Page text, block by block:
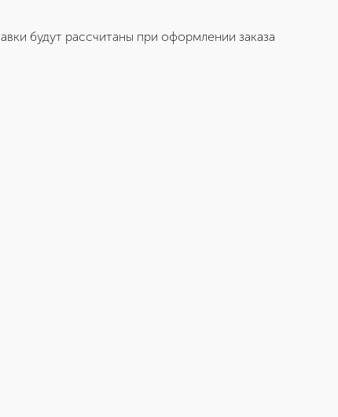
будут рассчитаны при оформлении заказа